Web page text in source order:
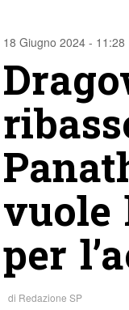
18 Giugno 2024 - 11:28
vuole
per
di Redazione SP